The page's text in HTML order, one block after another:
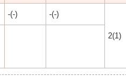
-(-) -(-)
2(1)